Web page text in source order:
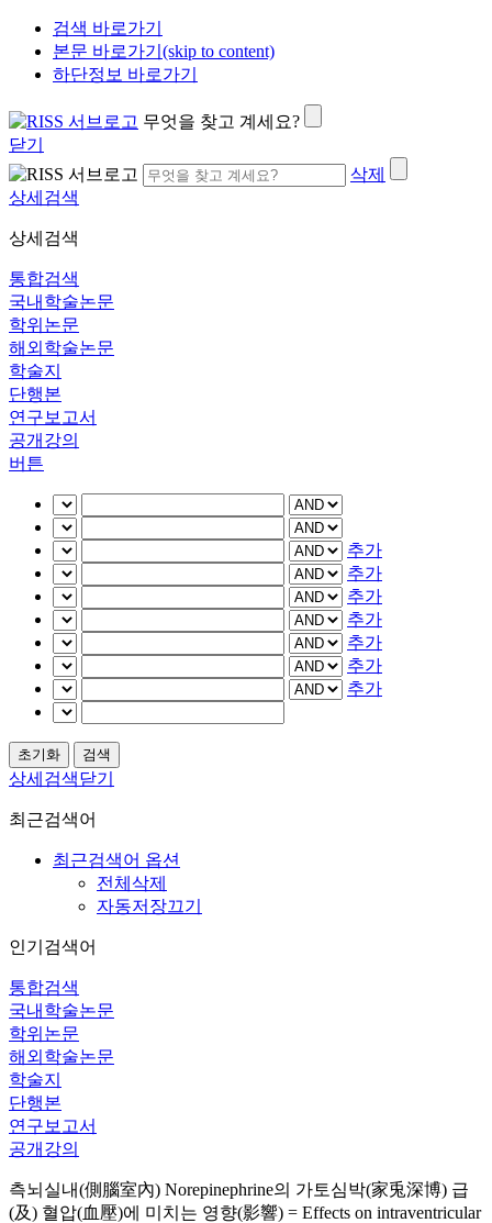
검색 바로가기
본문 바로가기(skip to content)
하단정보 바로가기
무엇을 찾고 계세요?
닫기
삭제
상세검색
상세검색
통합검색
국내학술논문
학위논문
해외학술논문
학술지
단행본
연구보고서
공개강의
버튼
추가
추가
추가
추가
추가
추가
추가
상세검색닫기
최근검색어
최근검색어 옵션
전체삭제
자동저장끄기
인기검색어
통합검색
국내학술논문
학위논문
해외학술논문
학술지
단행본
연구보고서
공개강의
측뇌실내(側腦室內) Norepinephrine의 가토심박(家兎深博) 급
(及) 혈압(血壓)에 미치는 영향(影響) = Effects on intraventricular